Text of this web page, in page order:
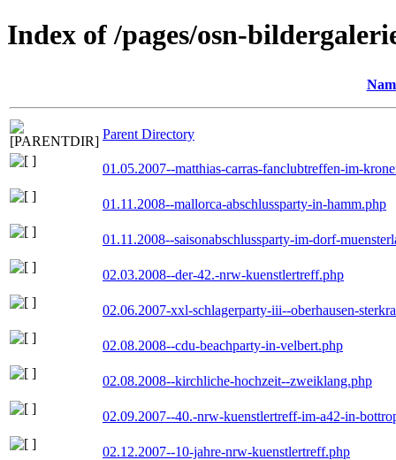
Index of /pages/osn-
Parent Directory
01.05.2007--matthias-carras-fanclubtreffen-im-
01.11.2008--mallorca-abschlussparty-in-hamm.php
01.11.2008--saisonabschlussparty-im-dorf-
02.03.2008--der-42.-nrw-kuenstlertreff.php
02.06.2007-xxl-schlagerparty-iii--oberhausen-
02.08.2008--cdu-beachparty-in-velbert.php
02.08.2008--kirchliche-hochzeit--zweiklang.php
02.09.2007--40.-nrw-kuenstlertreff-im-a42-in-
02.12.2007--10-jahre-nrw-kuenstlertreff.php